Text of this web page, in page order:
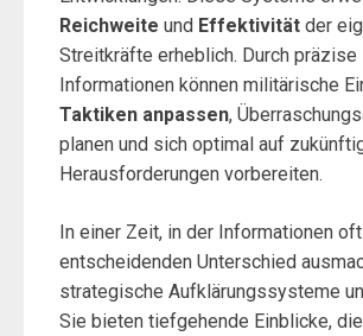
Reichweite und Effektivität der
Streitkräfte erheblich. Durch präzise
Informationen können militärische
Taktiken anpassen,
planen und sich optimal auf
Herausforderungen vorbereiten.
In einer Zeit, in der Informationen
entscheidenden Unterschied
strategische Aufklärungssysteme
Sie bieten tiefgehende Einblicke,